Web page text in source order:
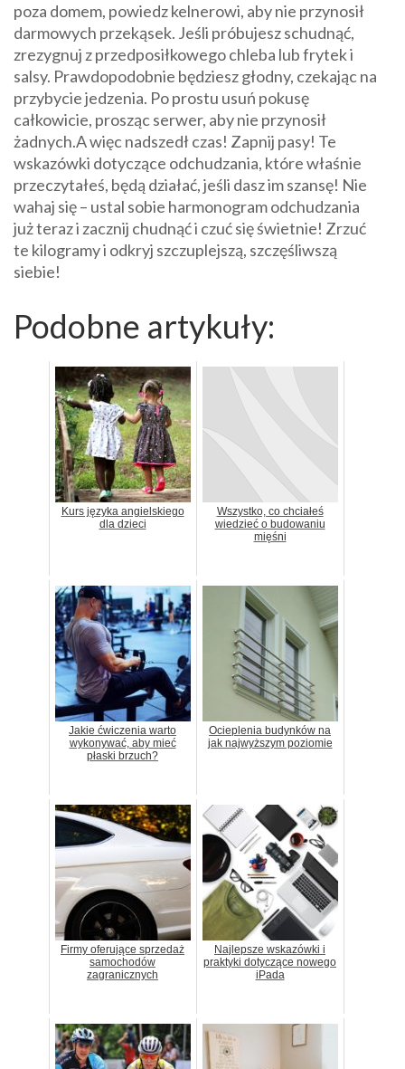
poza domem, powiedz kelnerowi, aby nie przynosił
darmowych przekąsek. Jeśli próbujesz schudnąć,
zrezygnuj z przedposiłkowego chleba lub frytek i
salsy. Prawdopodobnie będziesz głodny, czekając na
przybycie jedzenia. Po prostu usuń pokusę
całkowicie, prosząc serwer, aby nie przynosił
żadnych.A więc nadszedł czas! Zapnij pasy! Te
wskazówki dotyczące odchudzania, które właśnie
przeczytałeś, będą działać, jeśli dasz im szansę! Nie
wahaj się – ustal sobie harmonogram odchudzania
już teraz i zacznij chudnąć i czuć się świetnie! Zrzuć
te kilogramy i odkryj szczuplejszą, szczęśliwszą
siebie!
Podobne artykuły:
Kurs języka angielskiego
dla dzieci
Wszystko, co chciałeś
wiedzieć o budowaniu
mięśni
Jakie ćwiczenia warto
wykonywać, aby mieć
płaski brzuch?
Ocieplenia budynków na
jak najwyższym poziomie
Firmy oferujące sprzedaż
samochodów
zagranicznych
Najlepsze wskazówki i
praktyki dotyczące nowego
iPada